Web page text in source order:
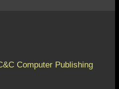
Computer Publishing